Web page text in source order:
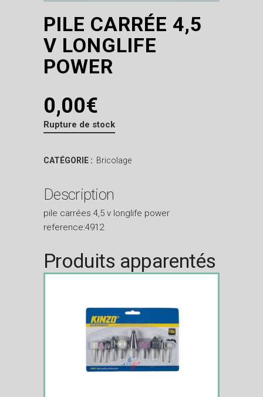
PILE CARRÉE 4,5
V LONGLIFE
POWER
0,00€
Rupture de stock
CATÉGORIE : Bricolage
Description
pile carrées 4,5 v longlife power
reference:4912
Produits apparentés